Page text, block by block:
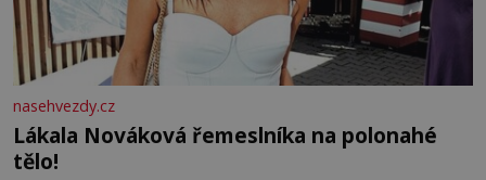
nasehvezdy.cz
Lákala Nováková řemeslníka na polonahé
tělo!